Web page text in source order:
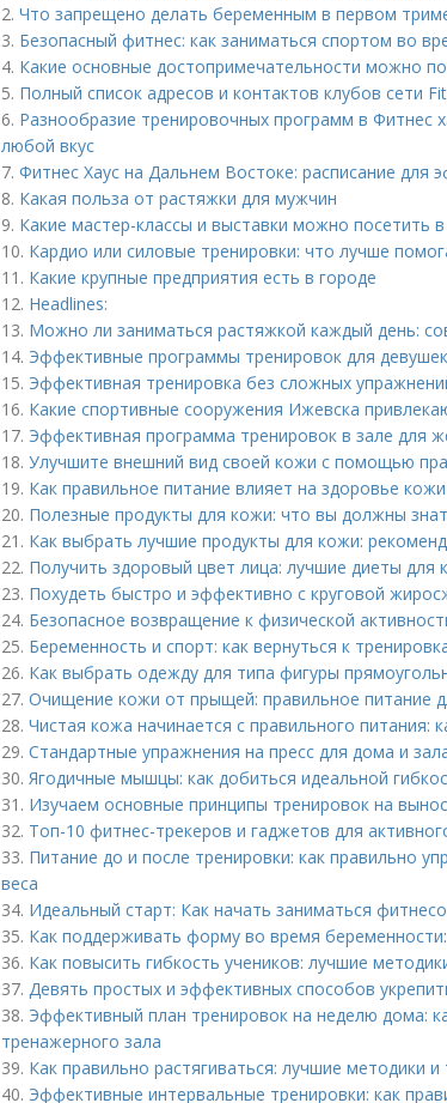
2. Что запрещено делать беременным в первом
3. Безопасный фитнес: как заниматься спортом во
4. Какие основные достопримечательности можно
5. Полный список адресов и контактов клубов сети
6. Разнообразие тренировочных программ в Фитнес
любой вкус
7. Фитнес Хаус на Дальнем Востоке: расписание для
8. Какая польза от растяжки для мужчин
9. Какие мастер-классы и выставки можно посетить
10. Кардио или силовые тренировки: что лучше
11. Какие крупные предприятия есть в городе
12. Headlines:
13. Можно ли заниматься растяжкой каждый день:
14. Эффективные программы тренировок для
15. Эффективная тренировка без сложных
16. Какие спортивные сооружения Ижевска
17. Эффективная программа тренировок в зале для
18. Улучшите внешний вид своей кожи с помощью
19. Как правильное питание влияет на здоровье
20. Полезные продукты для кожи: что вы должны
21. Как выбрать лучшие продукты для кожи:
22. Получить здоровый цвет лица: лучшие диеты для
23. Похудеть быстро и эффективно с круговой
24. Безопасное возвращение к физической
25. Беременность и спорт: как вернуться к
26. Как выбрать одежду для типа фигуры
27. Очищение кожи от прыщей: правильное питание
28. Чистая кожа начинается с правильного питания:
29. Стандартные упражнения на пресс для дома и
30. Ягодичные мышцы: как добиться идеальной
31. Изучаем основные принципы тренировок на
32. Топ-10 фитнес-трекеров и гаджетов для
33. Питание до и после тренировки: как правильно
веса
34. Идеальный старт: Как начать заниматься
35. Как поддерживать форму во время
36. Как повысить гибкость учеников: лучшие
37. Девять простых и эффективных способов
38. Эффективный план тренировок на неделю дома:
тренажерного зала
39. Как правильно растягиваться: лучшие методики
40. Эффективные интервальные тренировки: как